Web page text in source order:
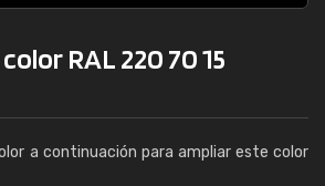
RAL 220 70 15
a continuación para ampliar este color